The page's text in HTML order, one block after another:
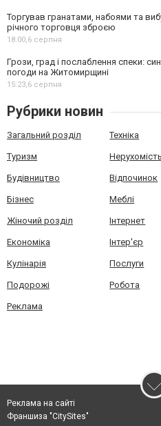
Торгував гранатами, набоями та
річного торговця зброєю
18:00,6 серпня
Грози, град і послаблення спеки:
погоди на Житомирщині
15:23,6 серпня
Рубрики новин
Загальний розділ Техніка
Туризм Нерухомість
Будівництво Відпочинок
Бізнес Меблі
Жіночий розділ Інтернет
Економіка Інтер'єр
Кулінарія Послуги
Подорожі Робота
Реклама
Реклама на сайті
Франшиза "CitySites"